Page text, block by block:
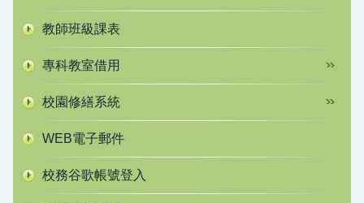
教師班級課表
專科教室借用
校園修繕系統
WEB電子郵件
校務谷歌帳號登入